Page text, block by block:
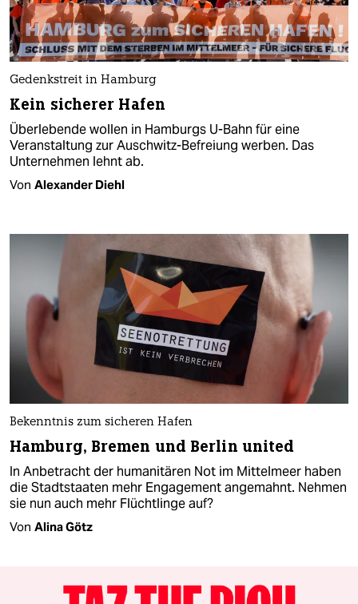
Gedenkstreit in Hamburg
Kein sicherer Hafen
Überlebende wollen in Hamburgs U-Bahn für eine
Veranstaltung zur Auschwitz-Befreiung werben. Das
Unternehmen lehnt ab.
Von Alexander Diehl
Bekenntnis zum sicheren Hafen
Hamburg, Bremen und Berlin united
In Anbetracht der humanitären Not im Mittelmeer haben
die Stadtstaaten mehr Engagement angemahnt. Nehmen
sie nun auch mehr Flüchtlinge auf?
Von Alina Götz